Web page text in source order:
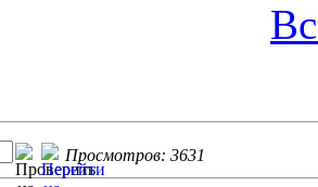
Просмотров: 3631